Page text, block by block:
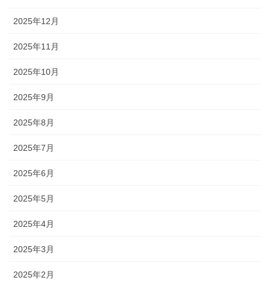
2025年12月
2025年11月
2025年10月
2025年9月
2025年8月
2025年7月
2025年6月
2025年5月
2025年4月
2025年3月
2025年2月